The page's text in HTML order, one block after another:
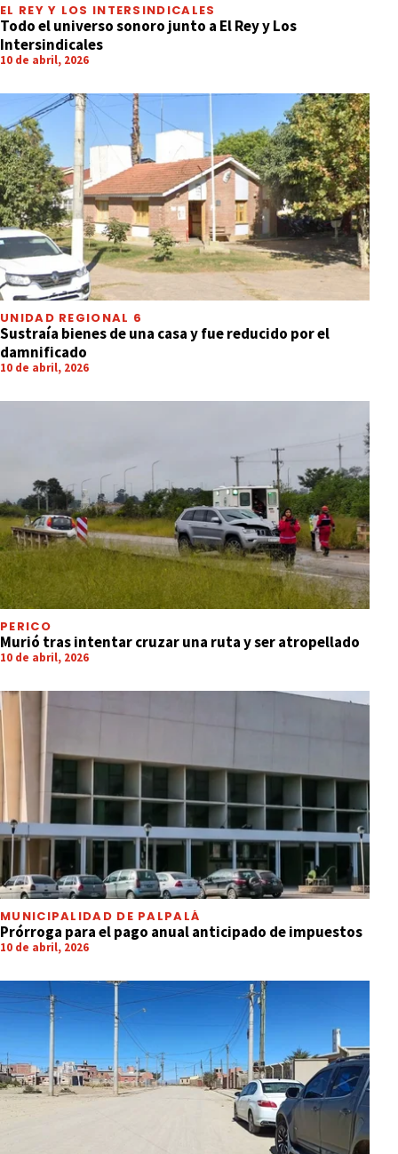
EL REY Y LOS INTERSINDICALES
Todo el universo sonoro junto a El Rey y Los
Intersindicales
10 de abril, 2026
UNIDAD REGIONAL 6
Sustraía bienes de una casa y fue reducido por el
damnificado
10 de abril, 2026
PERICO
Murió tras intentar cruzar una ruta y ser atropellado
10 de abril, 2026
MUNICIPALIDAD DE PALPALÁ
Prórroga para el pago anual anticipado de impuestos
10 de abril, 2026